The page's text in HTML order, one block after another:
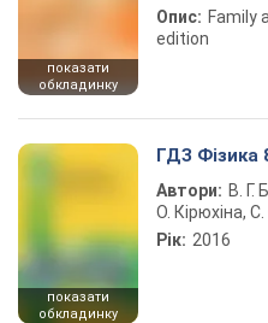
показати
обкладинку
Опис: Family
edition
показати
обкладинку
ГДЗ Фізика
Автори: В. Г.
О. Кірюхіна,
Рік: 2016